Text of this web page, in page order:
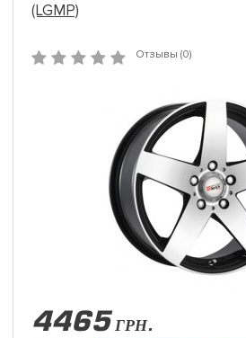
(LGMP)
Отзывы (0)
4465 ГРН.